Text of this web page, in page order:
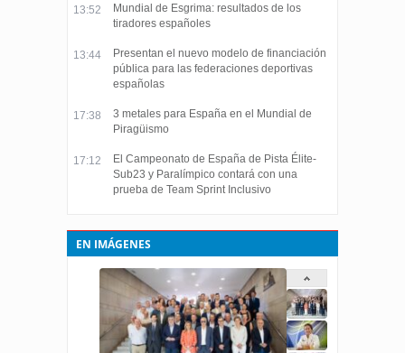
13:52
Mundial de Esgrima: resultados de los
tiradores españoles
13:44
Presentan el nuevo modelo de financiación
pública para las federaciones deportivas
españolas
17:38
3 metales para España en el Mundial de
Piragüismo
17:12
El Campeonato de España de Pista Élite-
Sub23 y Paralímpico contará con una
prueba de Team Sprint Inclusivo
EN IMÁGENES